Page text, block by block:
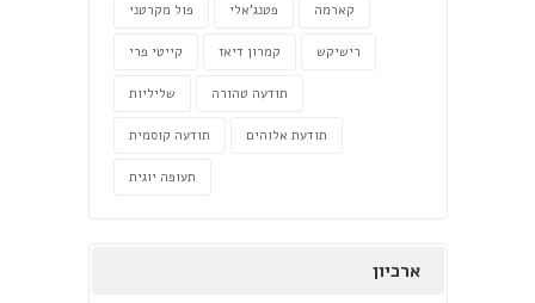
פול מקרטני פטנג'אלי קארמה
קייטי פרי קמרון דיאז רישיקש
שליליות תודעה טהורה
תודעה קוסמית תודעת אלוהים
תעופה יוגית
ארכיון